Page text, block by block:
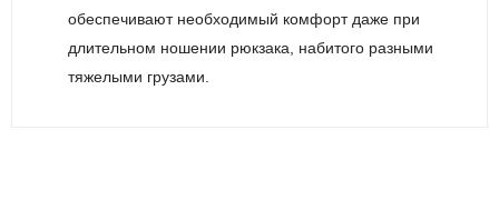
обеспечивают необходимый комфорт даже при
длительном ношении рюкзака , набитого разными
тяжелыми грузами.